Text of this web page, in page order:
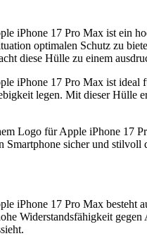
iPhone 17 Pro Max ist ein
optimalen Schutz zu
diese Hülle zu einem
iPhone 17 Pro Max ist
legen. Mit dieser Hülle
Logo für Apple iPhone 17
sicher und stilvoll
iPhone 17 Pro Max besteht
Widerstandsfähigkeit